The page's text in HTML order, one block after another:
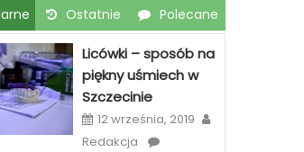
Ostatnie Polecane
Licówki – sposób na
piękny uśmiech w
Szczecinie
12 września, 2019
Redakcja